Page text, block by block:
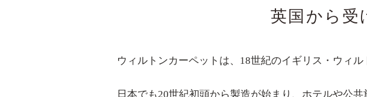
英国から受
ウィルトンカーペットは、18世紀のイギリス・ウィ
日本でも20世紀初頭から製造が始まり、ホテルや公